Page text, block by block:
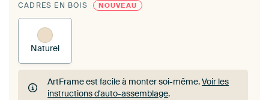
CADRES EN BOIS NOUVEAU
Naturel
ArtFrame est facile à monter soi-même.Voir les
instructions d'auto-assemblage.